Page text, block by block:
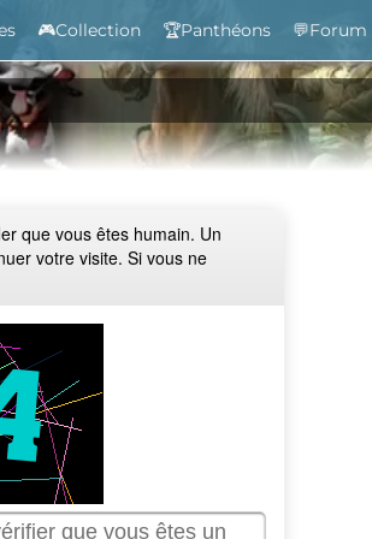
🎮Collection 🏆Panthéons 💬Forum
que vous êtes humain. Un
votre visite. Si vous ne